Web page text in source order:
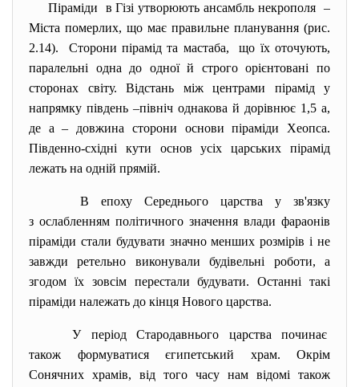
Піраміди в Гізі утворюють ансамбль некрополя –
Міста померлих, що має правильне планування (рис.
2.14). Сторони пірамід та мастаба, що їх оточують,
паралельні одна до одної й строго орієнтовані по
сторонах світу. Відстань між центрами пірамід у
напрямку південь –північ однакова й дорівнює 1,5 а,
де а – довжина сторони основи піраміди Хеопса.
Південно-східні кути основ усіх царських пірамід
лежать на одній прямій.
В епоху Середнього царства у зв'язку
з ослабленням політичного значення влади фараонів
піраміди стали будувати значно менших розмірів і не
завжди ретельно виконували будівельні роботи, а
згодом їх зовсім перестали будувати. Останні такі
піраміди належать до кінця Нового царства.
У період Стародавнього царства починає
також формуватися єгипетський храм. Окрім
Сонячних храмів, від того часу нам відомі також